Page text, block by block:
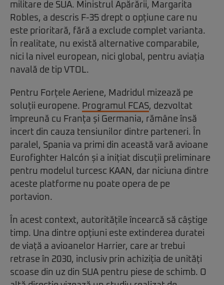
militare de SUA. Ministrul Apărării, Margarita
Robles, a descris F-35 drept o opțiune care nu
este prioritară, fără a exclude complet varianta.
În realitate, nu există alternative comparabile,
nici la nivel european, nici global, pentru aviația
navală de tip VTOL.
Pentru Forțele Aeriene, Madridul mizează pe
soluții europene. Programul FCAS, dezvoltat
împreună cu Franța și Germania, rămâne însă
incert din cauza tensiunilor dintre parteneri. În
paralel, Spania va primi din această vară avioane
Eurofighter Halcón și a inițiat discuții preliminare
pentru modelul turcesc KAAN, dar niciuna dintre
aceste platforme nu poate opera de pe
portavion.
În acest context, autoritățile încearcă să câștige
timp. Una dintre opțiuni este extinderea duratei
de viață a avioanelor Harrier, care ar trebui
retrase în 2030, inclusiv prin achiziția de unități
scoase din uz din SUA pentru piese de schimb. O